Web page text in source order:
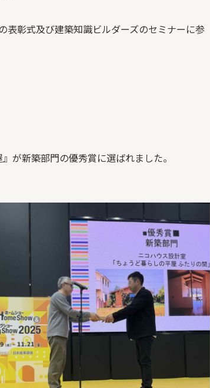
表彰式及び建築知識ビルダーズのセミナーに参
が新築部門の優秀賞に選ばれました。